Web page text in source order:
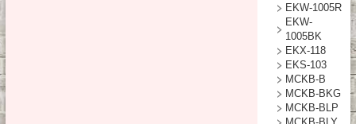
EKW-1005R
EKW-
1005BK
EKX-118
EKS-103
MCKB-B
MCKB-BKG
MCKB-BLP